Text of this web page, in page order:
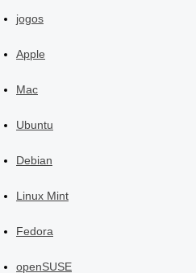
jogos
Apple
Mac
Ubuntu
Debian
Linux Mint
Fedora
openSUSE